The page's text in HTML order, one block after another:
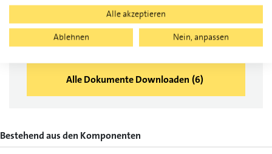
Konformitätserklärungen, 1
Weitere Informationen, 1
Alle Dokumente Downloaden (6)
Bestehend aus den Komponenten
Alle akzeptieren
Ablehnen
Nein, anpassen